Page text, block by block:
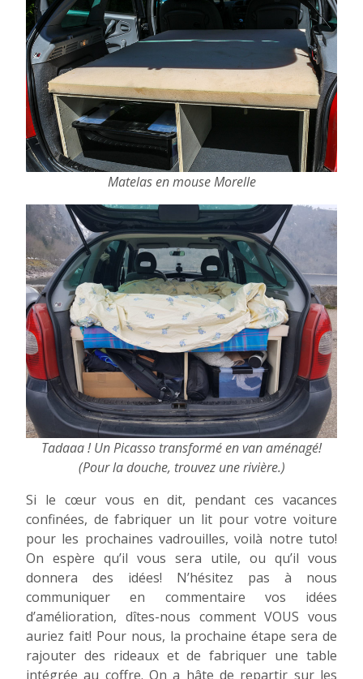
Matelas en mouseMorelle
Tadaaa ! Un Picasso transformé en van aménagé!
(Pour la douche, trouvez une rivière.)
Si le cœur vous en dit, pendant ces vacances
confinées, de fabriquer un lit pour votre voiture
pour les prochaines vadrouilles, voilà notre tuto!
On espère qu’il vous sera utile, ou qu’il vous
donnera des idées! N’hésitez pas à nous
communiquer en commentaire vos idées
d’amélioration, dîtes-nous comment VOUS vous
auriez fait! Pour nous, la prochaine étape sera de
rajouter des rideaux et de fabriquer une table
intégrée au coffre. On a hâte de repartir sur les